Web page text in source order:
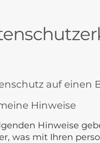
auf einen
Hinweise
Hinweise
was mit Ihren